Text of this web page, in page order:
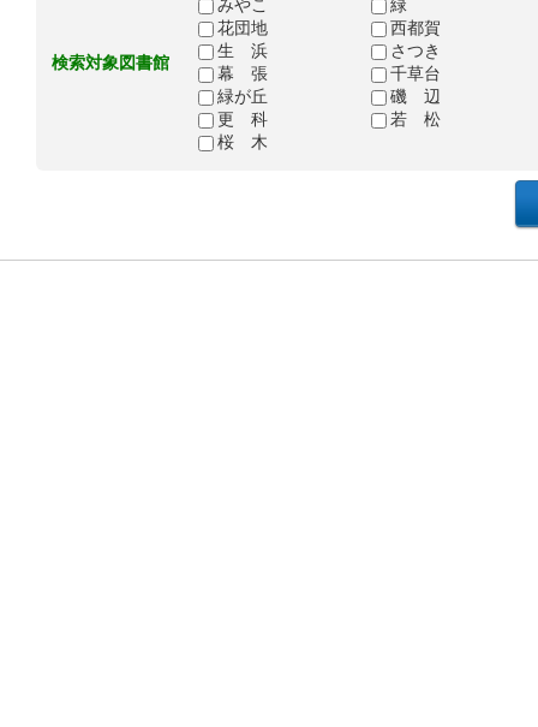
検索対象図書館
みやこ
緑
花団地
西都賀
生 浜
さつき
幕 張
千草台
緑が丘
磯 辺
更 科
若 松
桜 木